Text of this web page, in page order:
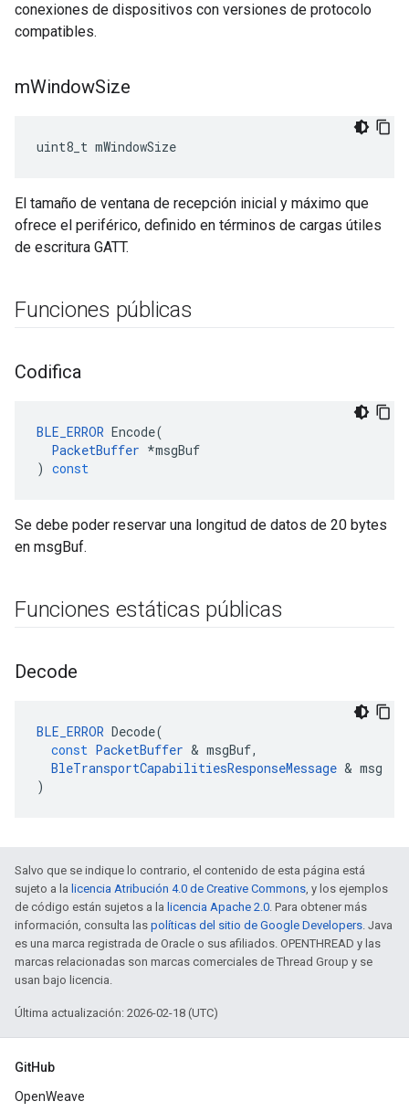
conexiones de dispositivos con versiones de protocolo
compatibles.
mWindowSize
uint8_t mWindowSize
El tamaño de ventana de recepción inicial y máximo que
ofrece el periférico, definido en términos de cargas útiles
de escritura GATT.
Funciones públicas
Codifica
BLE_ERROR Encode(
PacketBuffer *msgBuf
) const
Se debe poder reservar una longitud de datos de 20 bytes
en msgBuf.
Funciones estáticas públicas
Decode
BLE_ERROR Decode(
const PacketBuffer & msgBuf,
BleTransportCapabilitiesResponseMessage & msg
)
Salvo que se indique lo contrario, el contenido de esta página está
sujeto a la licencia Atribución 4.0 de Creative Commons, y los ejemplos
de código están sujetos a la licencia Apache 2.0. Para obtener más
información, consulta las políticas del sitio de Google Developers. Java
es una marca registrada de Oracle o sus afiliados. OPENTHREAD y las
marcas relacionadas son marcas comerciales de Thread Group y se
usan bajo licencia.
Última actualización: 2026-02-18 (UTC)
GitHub
OpenWeave